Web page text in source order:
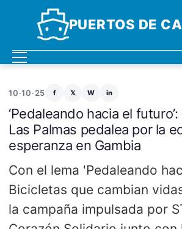
PUERTOS DE
10·10·25 f 𝕏 W in
‘Pedaleando hacia el
Las Palmas pedalea por la
esperanza en Gambia
Con el lema 'Pedaleando
Bicicletas que cambian
la campaña impulsada por